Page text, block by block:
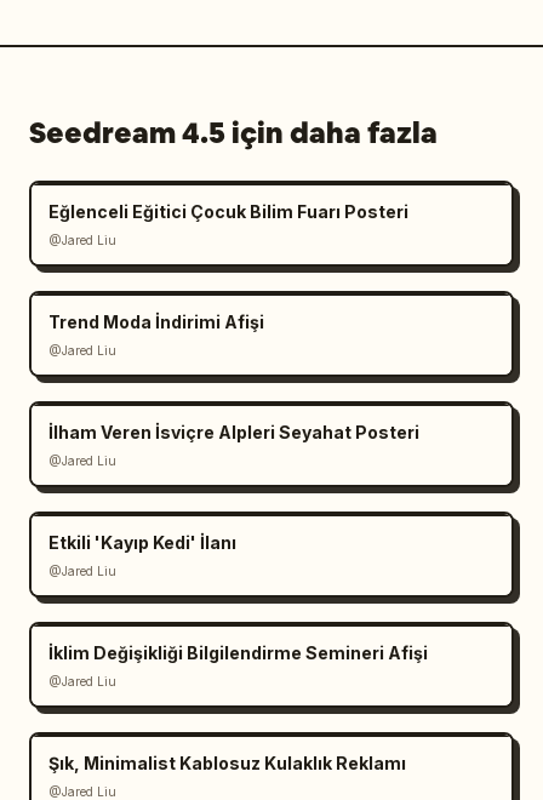
Seedream 4.5 için daha fazla
Eğlenceli Eğitici Çocuk Bilim Fuarı Posteri
@Jared Liu
Trend Moda İndirimi Afişi
@Jared Liu
İlham Veren İsviçre Alpleri Seyahat Posteri
@Jared Liu
Etkili 'Kayıp Kedi' İlanı
@Jared Liu
İklim Değişikliği Bilgilendirme Semineri Afişi
@Jared Liu
Şık, Minimalist Kablosuz Kulaklık Reklamı
@Jared Liu